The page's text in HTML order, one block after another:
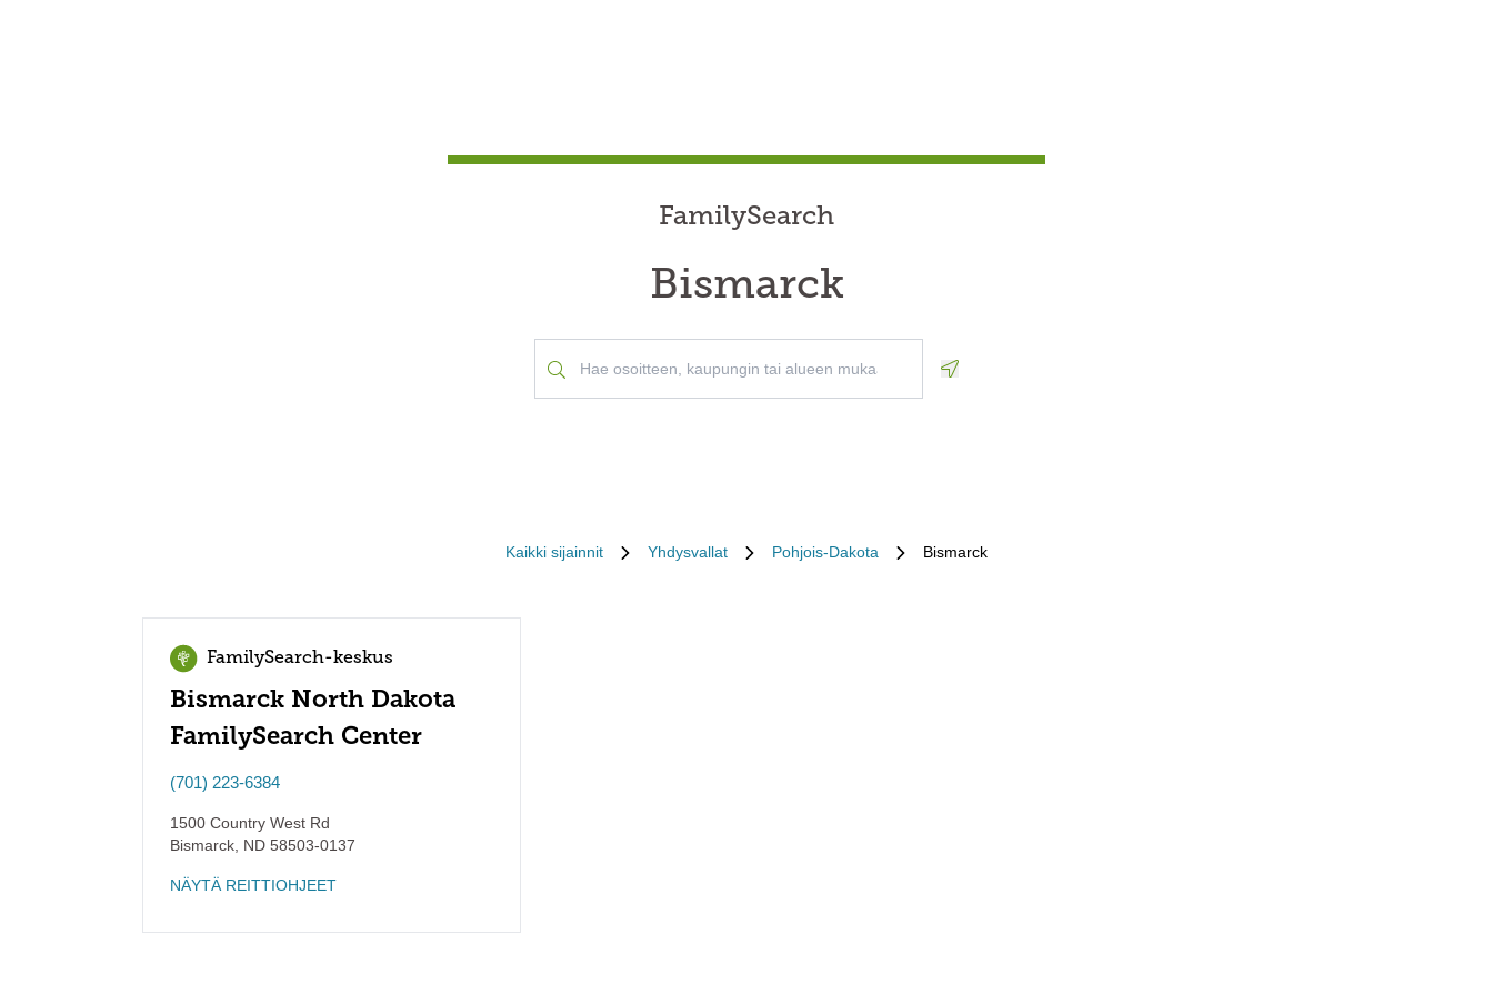
FamilySearch
Bismarck
Kaikki sijainnit Yhdysvallat Pohjois-Dakota Bismarck
FamilySearch-keskus
Bismarck North Dakota
FamilySearch Center
(701) 223-6384
1500 Country West Rd
Bismarck ND 58503-0137
NÄYTÄ REITTIOHJEET